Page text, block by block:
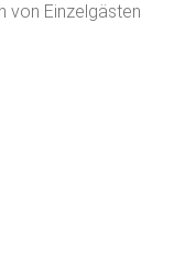
von Einzelgästen